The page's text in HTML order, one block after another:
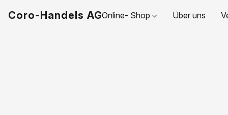
Coro-Handels AGOnline- Shop Über uns